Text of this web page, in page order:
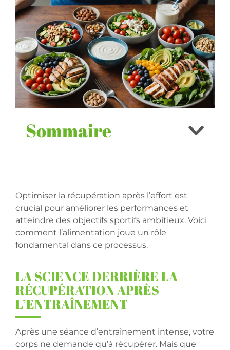
Sommaire
Optimiser la récupération après l’effort est
crucial pour améliorer les performances et
atteindre des objectifs sportifs ambitieux. Voici
comment l’alimentation joue un rôle
fondamental dans ce processus.
LA SCIENCE DERRIÈRE LA
RÉCUPÉRATION APRÈS
L’ENTRAÎNEMENT
Après une séance d’entraînement intense, votre
corps ne demande qu’à récupérer. Mais que